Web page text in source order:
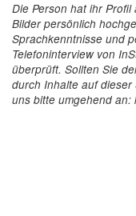
Die Person hat ihr
Bilder persönlich
Sprachkenntnisse und
Telefoninterview von
überprüft. Sollten Sie
durch Inhalte auf
uns bitte umgehend an: